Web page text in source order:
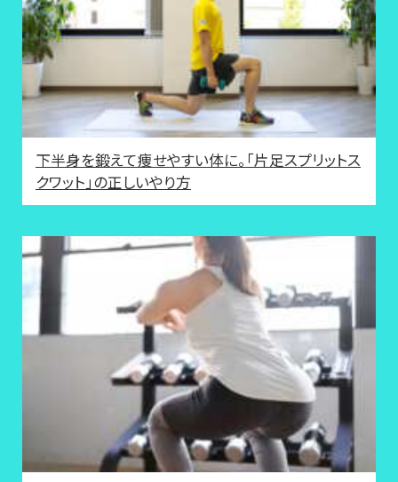
下半身を鍛えて痩せやすい体に。「片足スプリットス
クワット」の正しいやり方